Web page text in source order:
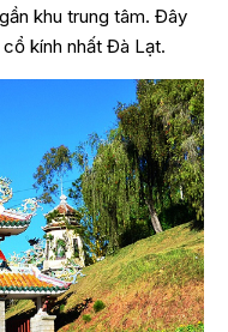
khu trung tâm. Đây
kính nhất Đà Lạt.